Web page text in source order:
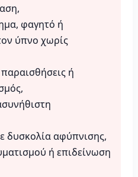
φαγητό ή
ύπνο χωρίς
ή
δυσκολία αφύπνισης,
ή επιδείνωση